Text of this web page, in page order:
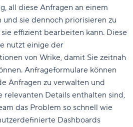
all diese Anfragen an einem
und sie dennoch priorisieren zu
effizient bearbeiten kann. Diese
nutzt einige der
von Wrike, damit Sie zeitnah
Anfrageformulare können
Anfragen zu verwalten und
relevanten Details enthalten sind,
das Problem so schnell wie
Dashboards